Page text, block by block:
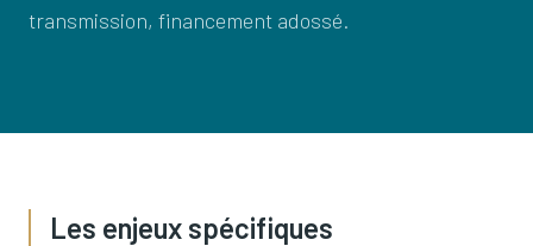
transmission, financement adossé.
Les enjeux spécifiques